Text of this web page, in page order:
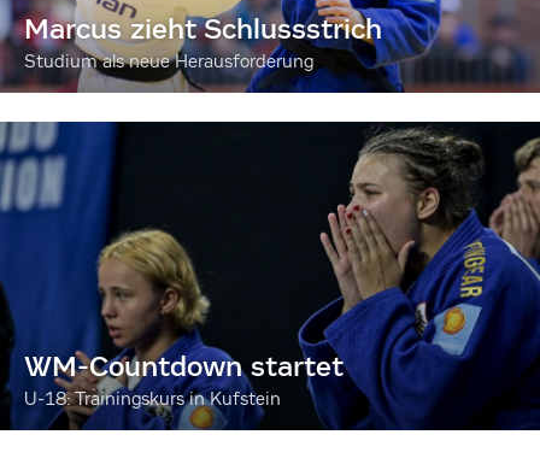
Marcus zieht Schlussstrich
Studium als neue Herausforderung
WM-Countdown startet
U-18: Trainingskurs in Kufstein